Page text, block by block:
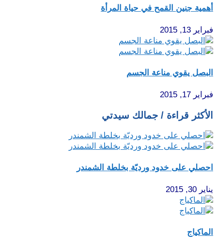
أهمية جنين القمح في حياة المرأة‏
فبراير 13, 2015
البصل يقوي مناعة الجسم
فبراير 17, 2015
الأكثر قراءة / جمالك سيدتي
احصلي على خدود ورديّة بخلطة الشمندر
يناير 30, 2015
الماكياج